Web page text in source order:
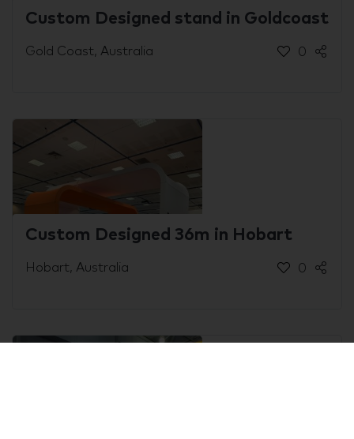
Custom Designed stand in Goldcoast
Gold Coast, Australia 0
Custom Designed 36m in Hobart
Hobart, Australia 0